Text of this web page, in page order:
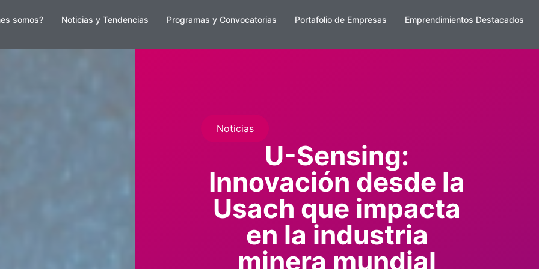
somos? Noticias y Tendencias Programas y Convocatorias Portafolio de Empresas Emprendimientos Destacados
Noticias
U-Sensing:
Innovación desde la
Usach que impacta
en la industria
minera mundial